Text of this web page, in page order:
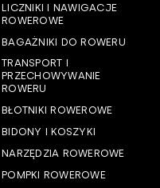
LICZNIKI I NAWIGACJE
ROWEROWE
BAGAŻNIKI DO ROWERU
TRANSPORT I
PRZECHOWYWANIE
ROWERU
BŁOTNIKI ROWEROWE
BIDONY I KOSZYKI
NARZĘDZIA ROWEROWE
POMPKI ROWEROWE